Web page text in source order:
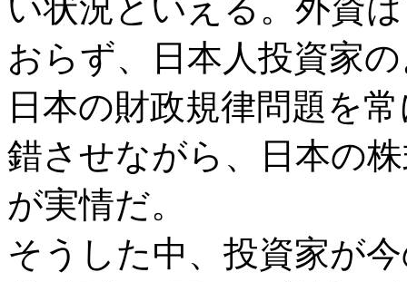
い状況といえる。外資
おらず、日本人投資家
日本の財政規律問題を
錯させながら、日本の
が実情だ。
そうした中、投資家が